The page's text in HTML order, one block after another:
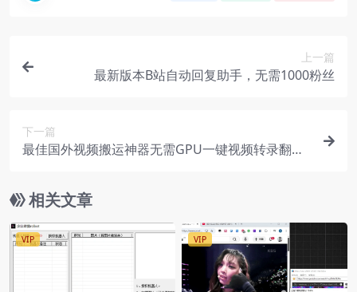
上一篇
最新版本B站自动回复助手，无需1000粉丝
下一篇
最佳国外视频搬运神器无需GPU一键视频转录翻译
相关文章
VIP VIP